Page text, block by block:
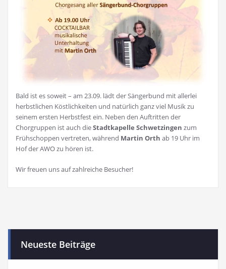
Bald ist es soweit – am 23.09. lädt der Sängerbund mit allerlei
herbstlichen Köstlichkeiten und natürlich ganz viel Musik zu
seinem ersten Herbstfest ein. Neben den Auftritten der
Chorgruppen ist auch dieStadtkapelle Schwetzingen zum
Frühschoppen vertreten, während Martin Orth ab 19 Uhr im
Hof der AWO zu hören ist.
Wir freuen uns auf zahlreiche Besucher!
Neueste Beiträge